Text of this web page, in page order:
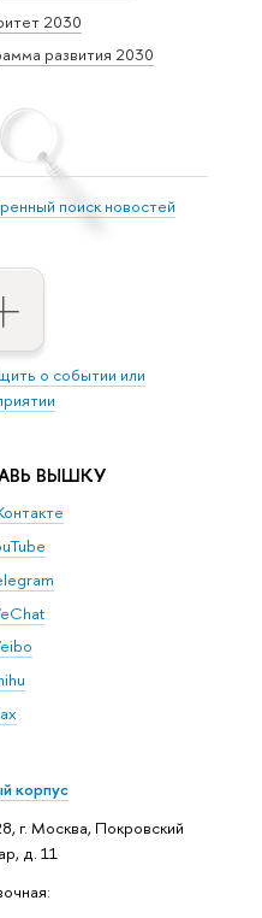
2030
развития 2030
поиск новостей
о событии или
ВЫШКУ
корпус
г. Москва, Покровский
д. 11